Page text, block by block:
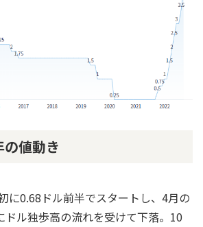
値動き
に0.68ドル前半でスタートし、4月の
ドル独歩高の流れを受けて下落。10